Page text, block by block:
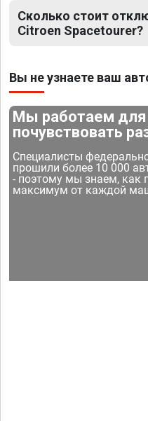
Сколько стоит
Citroen Spacetourer?
Вы не узнаете ваш
Мы работаем
почувствовать
Специалисты
прошили более 10 000
- поэтому мы знаем, как
максимум от каждой